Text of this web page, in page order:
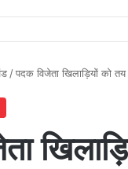
/पदक विजेता खिलाड़ियों को